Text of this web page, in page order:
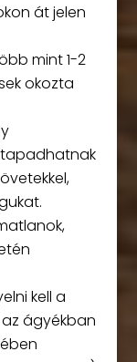
át jelen
mint 1-2
okozta
kell a
ágyékban